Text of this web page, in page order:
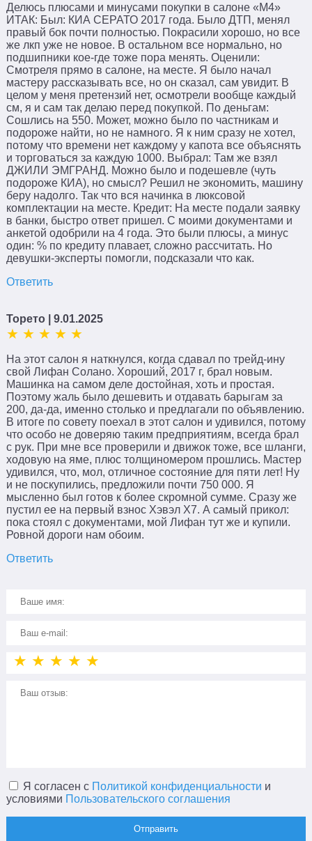
Делюсь плюсами и минусами покупки в салоне «М4»
ИТАК: Был: КИА СЕРАТО 2017 года. Было ДТП, менял
правый бок почти полностью. Покрасили хорошо, но все
же лкп уже не новое. В остальном все нормально, но
подшипники кое-где тоже пора менять. Оценили:
Смотреля прямо в салоне, на месте. Я было начал
мастеру рассказывать все, но он сказал, сам увидит. В
целом у меня претензий нет, осмотрели вообще каждый
см, я и сам так делаю перед покупкой. По деньгам:
Сошлись на 550. Может, можно было по частникам и
подороже найти, но не намного. Я к ним сразу не хотел,
потому что времени нет каждому у капота все объяснять
и торговаться за каждую 1000. Выбрал: Там же взял
ДЖИЛИ ЭМГРАНД. Можно было и подешевле (чуть
подороже КИА), но смысл? Решил не экономить, машину
беру надолго. Так что вся начинка в люксовой
комплектации на месте. Кредит: На месте подали заявку
в банки, быстро ответ пришел. С моими документами и
анкетой одобрили на 4 года. Это были плюсы, а минус
один: % по кредиту плавает, сложно рассчитать. Но
девушки-эксперты помогли, подсказали что как.
Ответить
Торето | 9.01.2025
На этот салон я наткнулся, когда сдавал по трейд-ину
свой Лифан Солано. Хороший, 2017 г, брал новым.
Машинка на самом деле достойная, хоть и простая.
Поэтому жаль было дешевить и отдавать барыгам за
200, да-да, именно столько и предлагали по объявлению.
В итоге по совету поехал в этот салон и удивился, потому
что особо не доверяю таким предприятиям, всегда брал
с рук. При мне все проверили и движок тоже, все шланги,
ходовую на яме, плюс толщиномером прошлись. Мастер
удивился, что, мол, отличное состояние для пяти лет! Ну
и не поскупились, предложили почти 750 000. Я
мысленно был готов к более скромной сумме. Сразу же
пустил ее на первый взнос Хэвэл Х7. А самый прикол:
пока стоял с документами, мой Лифан тут же и купили.
Ровной дороги нам обоим.
Ответить
★ ★ ★ ★ ★
Я согласен с Политикой конфиденциальности и
условиями Пользовательского соглашения